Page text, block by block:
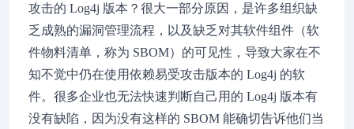
攻击的 Log4j 版本？很大一部分原因，是许多组织缺
乏成熟的漏洞管理流程，以及缺乏对其软件组件（软
件物料清单，称为 SBOM）的可见性，导致大家在不
知不觉中仍在使用依赖易受攻击版本的 Log4j 的软
件。很多企业也无法快速判断自己用的 Log4j 版本有
没有缺陷，因为没有这样的 SBOM 能确切告诉他们当